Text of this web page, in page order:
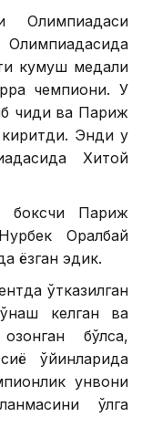
Олимпиадаси
кумуш медали
чемпиони. У
чиқди ва Париж
киритди. Энди у
Хитой
боксчи Париж
Оралбай
ёзган эдик.
ўтказилган
келган ва
бўлса,
ўйинларида
унвони
қўлга